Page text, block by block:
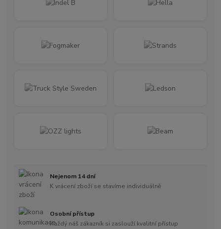
Nejenom 14 dní
K vrácení zboží se stavíme individuálně
Osobní přístup
Každý náš zákazník si zaslouží kvalitní přístup